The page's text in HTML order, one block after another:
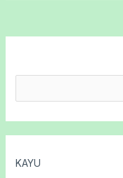
KAYU